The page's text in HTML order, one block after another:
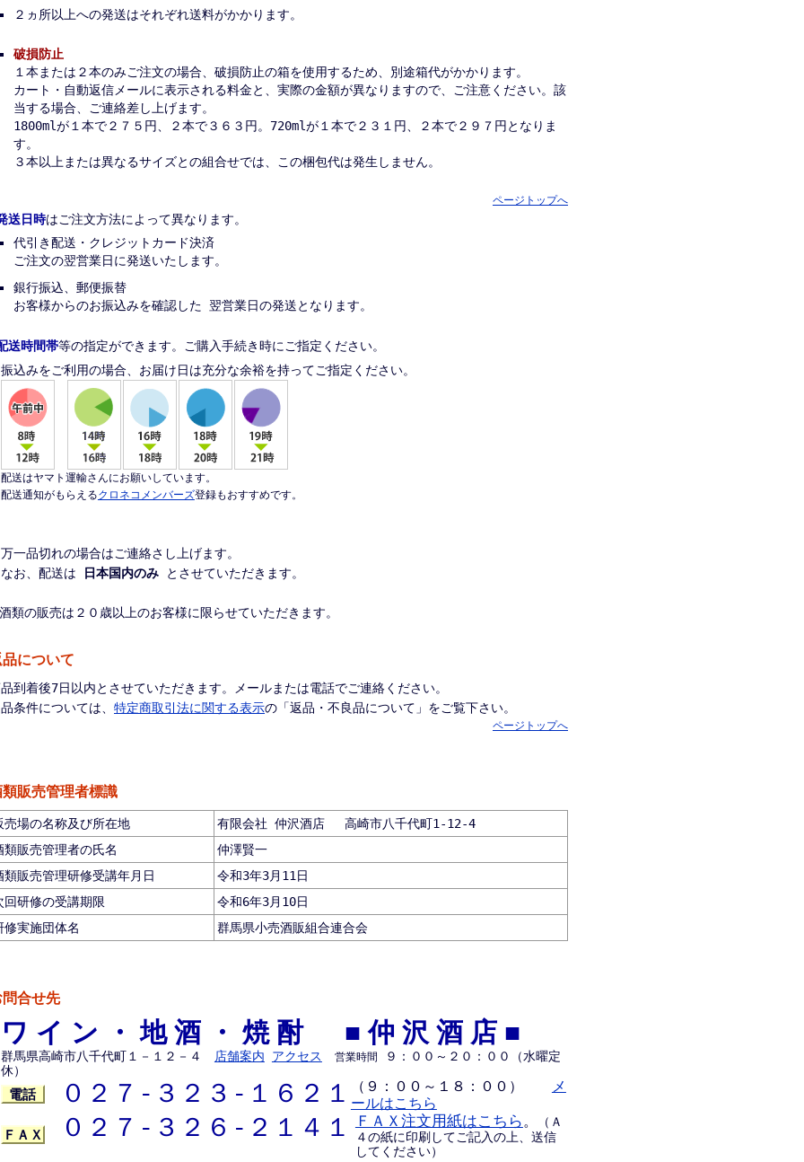
２ヵ所以上への発送はそれぞれ送料がかかります。
破損防止
１本または２本のみご注文の場合、破損防止の箱を使用するため、別途箱代がかかります。
カート・自動返信メールに表示される料金と、実際の金額が異なりますので、ご注意ください。該
当する場合、ご連絡差し上げます。
1800mlが１本で２７５円、２本で３６３円。720mlが１本で２３１円、２本で２９７円となりま
す。
３本以上または異なるサイズとの組合せでは、この梱包代は発生しません。
ページトップへ
送日時はご注文方法によって異なります。
代引き配送・クレジットカード決済
ご注文の翌営業日に発送いたします。
銀行振込、郵便振替
お客様からのお振込みを確認した 翌営業日の発送となります。
送時間帯等の指定ができます。ご購入手続き時にご指定ください。
振込みをご利用の場合、お届け日は充分な余裕を持ってご指定ください。
配送はヤマト運輸さんにお願いしています。
配送通知がもらえるクロネコメンバーズ登録もおすすめです。
一品切れの場合はご連絡さし上げます。
お、配送は
日本国内のみ とさせていただきます。
類の販売は２０歳以上のお客様に限らせていただきます。
について
到着後7日以内とさせていただきます。メールまたは電話でご連絡ください。
条件については、 特定商取引法に関する表示の「返品・不良品について」をご覧下さい。
ページトップへ
販売管理者標識
売場の名称及び所在地
有限会社 仲沢酒店 高崎市八千代町1-12-4
類販売管理者の氏名
仲澤賢一
類販売管理研修受講年月日
令和3年3月11日
回研修の受講期限
令和6年3月10日
修実施団体名
群馬県小売酒販組合連合会
合せ先
ワイン・地酒・焼酎 ■仲沢酒店■
群馬県高崎市八千代町１－１２－４ 店舗案内 アクセス 営業時間
９：００～２０：００（水曜定
休）
電話 ０２７-３２３-１６２１ （９：００～１８：００）
メ
ールはこちら
ＦＡＸ ０２７-３２６-２１４１ ＦＡＸ注文用紙はこちら 。
（Ａ
４の紙に印刷してご記入の上、送信
してください）